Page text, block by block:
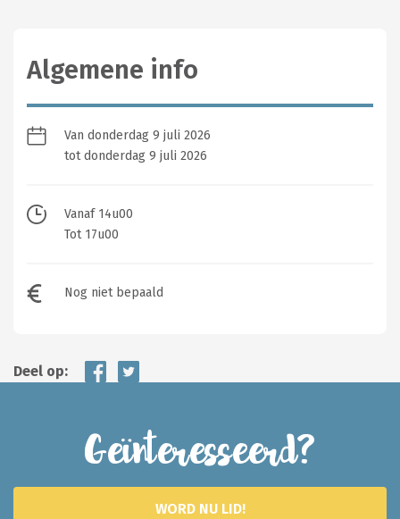
Algemene info
Van donderdag 9 juli 2026
tot donderdag 9 juli 2026
Vanaf 14u00
Tot 17u00
Nog niet bepaald
Deel op:
Geïnteresseerd?
WORD NU LID!